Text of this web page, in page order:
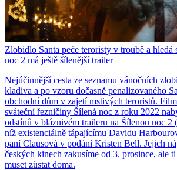
Zlobidlo Santa peče teroristy v troubě a hledá
noc 2 má ještě šílenější trailer
Nejúčinnější cesta ze seznamu vánočních
kladiva a po vzoru dočasně penalizovaného
obchodní dům v zajetí mstivých teroristů.
sváteční řezničiny Šílená noc z roku 2022
odstínů v bláznivém traileru na Šílenou noc
níž existenciálně tápajícímu Davidu
paní Clausová v podání Kristen Bell. Jejich
českých kinech zakusíme od 3. prosince, ale
muset zůstat doma.